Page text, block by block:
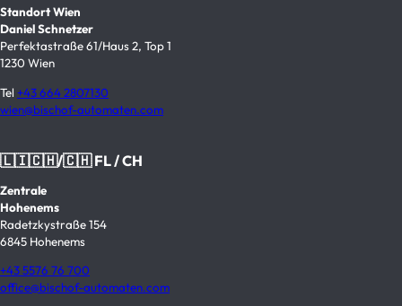
Standort Wien
Daniel Schnetzer
Perfektastraße 61/Haus 2, Top 1
1230 Wien
Tel +43 664 2807130
wien@bischof-automaten.com
🇱🇮🇨🇭/🇨🇭 FL / CH
Zentrale
Hohenems
Radetzkystraße 154
6845 Hohenems
+43 5576 76 700
office@bischof-automaten.com